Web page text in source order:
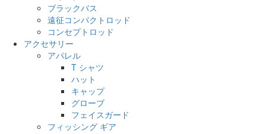
ブラックバス
遠征コンパクトロッド
コンセプトロッド
アクセサリー
アパレル
T シャツ
ハット
キャップ
グローブ
フェイスガード
フィッシング ギア